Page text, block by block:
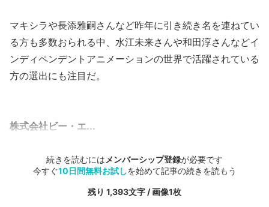
マキシラや長添雅嗣さんなど昨年に引き続き名を連ねてい
る方も多数おられる中、水江未来さんや和田淳さんなどイ
ンディペンデントアニメーションの世界で活躍されている
方の選出にも注目だ。
株式会社ビー・エ...
続きを読むには メンバーシップ登録が必要です
今すぐ10日間無料お試しを始めて記事の続きを読もう
残り 1,393文字 / 画像1枚